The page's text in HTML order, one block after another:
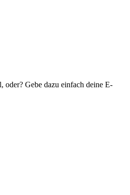
oder? Gebe dazu einfach deine E-